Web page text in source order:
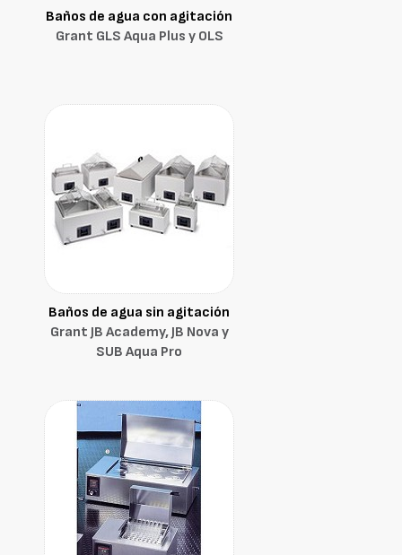
Baños de agua con agitación
Grant GLS Aqua Plus y OLS
Baños de agua sin agitación
Grant JB Academy, JB Nova y
SUB Aqua Pro